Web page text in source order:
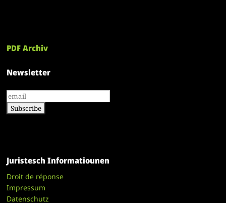
PDF Archiv
Newsletter
Juristesch Informatiounen
Droit de réponse
Impressum
Datenschutz